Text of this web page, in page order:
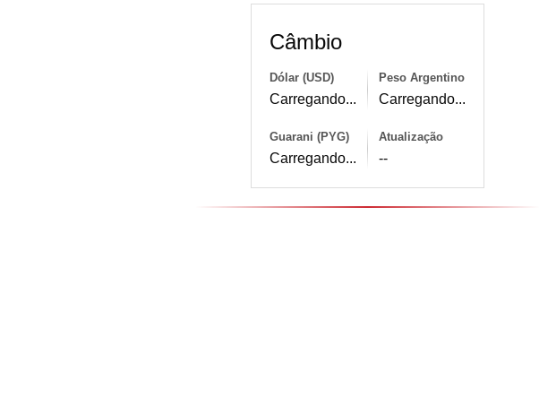
Câmbio
Dólar (USD)
Carregando...
Peso Argentino
Carregando...
Guarani (PYG)
Carregando...
Atualização
--